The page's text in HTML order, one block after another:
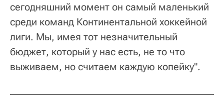
сегодняшний момент он самый маленький
среди команд Континентальной хоккейной
лиги. Мы, имея тот незначительный
бюджет, который у нас есть, не то что
выживаем, но считаем каждую копейку".